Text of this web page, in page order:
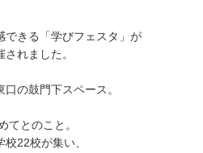
できる「学びフェスタ」が
れました。
の鼓門下スペース。
てとのこと。
22校が集い、